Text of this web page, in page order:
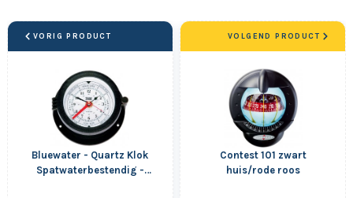
VORIG PRODUCT
Bluewater - Quartz Klok
Spatwaterbestendig -
Contest 101 zwart
huis/rode roos
VOLGEND PRODUCT